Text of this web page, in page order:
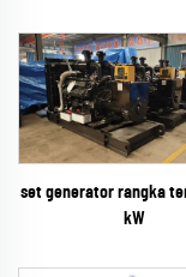
set generator rangka
kW